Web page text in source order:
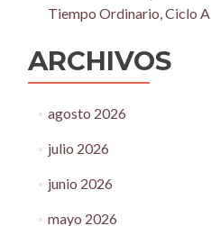
Tiempo Ordinario, Ciclo A
ARCHIVOS
agosto 2026
julio 2026
junio 2026
mayo 2026